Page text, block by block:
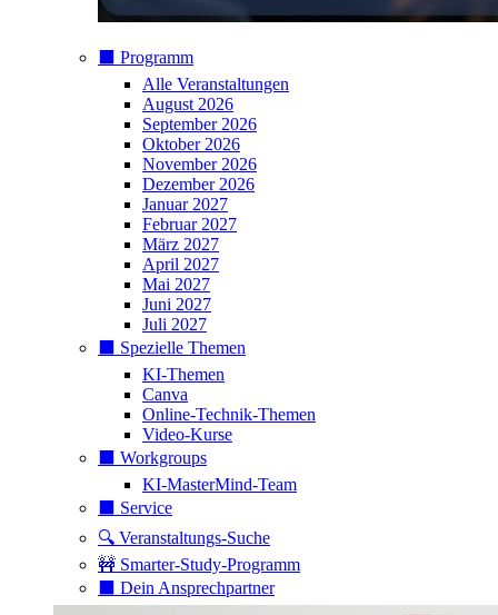
⬛️ Programm
Alle Veranstaltungen
August 2026
September 2026
Oktober 2026
November 2026
Dezember 2026
Januar 2027
Februar 2027
März 2027
April 2027
Mai 2027
Juni 2027
Juli 2027
⬛️ Spezielle Themen
KI-Themen
Canva
Online-Technik-Themen
Video-Kurse
⬛️ Workgroups
KI-MasterMind-Team
⬛️ Service
🔍 Veranstaltungs-Suche
🚧 Smarter-Study-Programm
⬛️ Dein Ansprechpartner